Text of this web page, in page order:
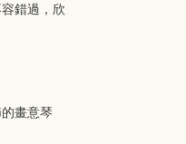
錯過，欣
畫意琴